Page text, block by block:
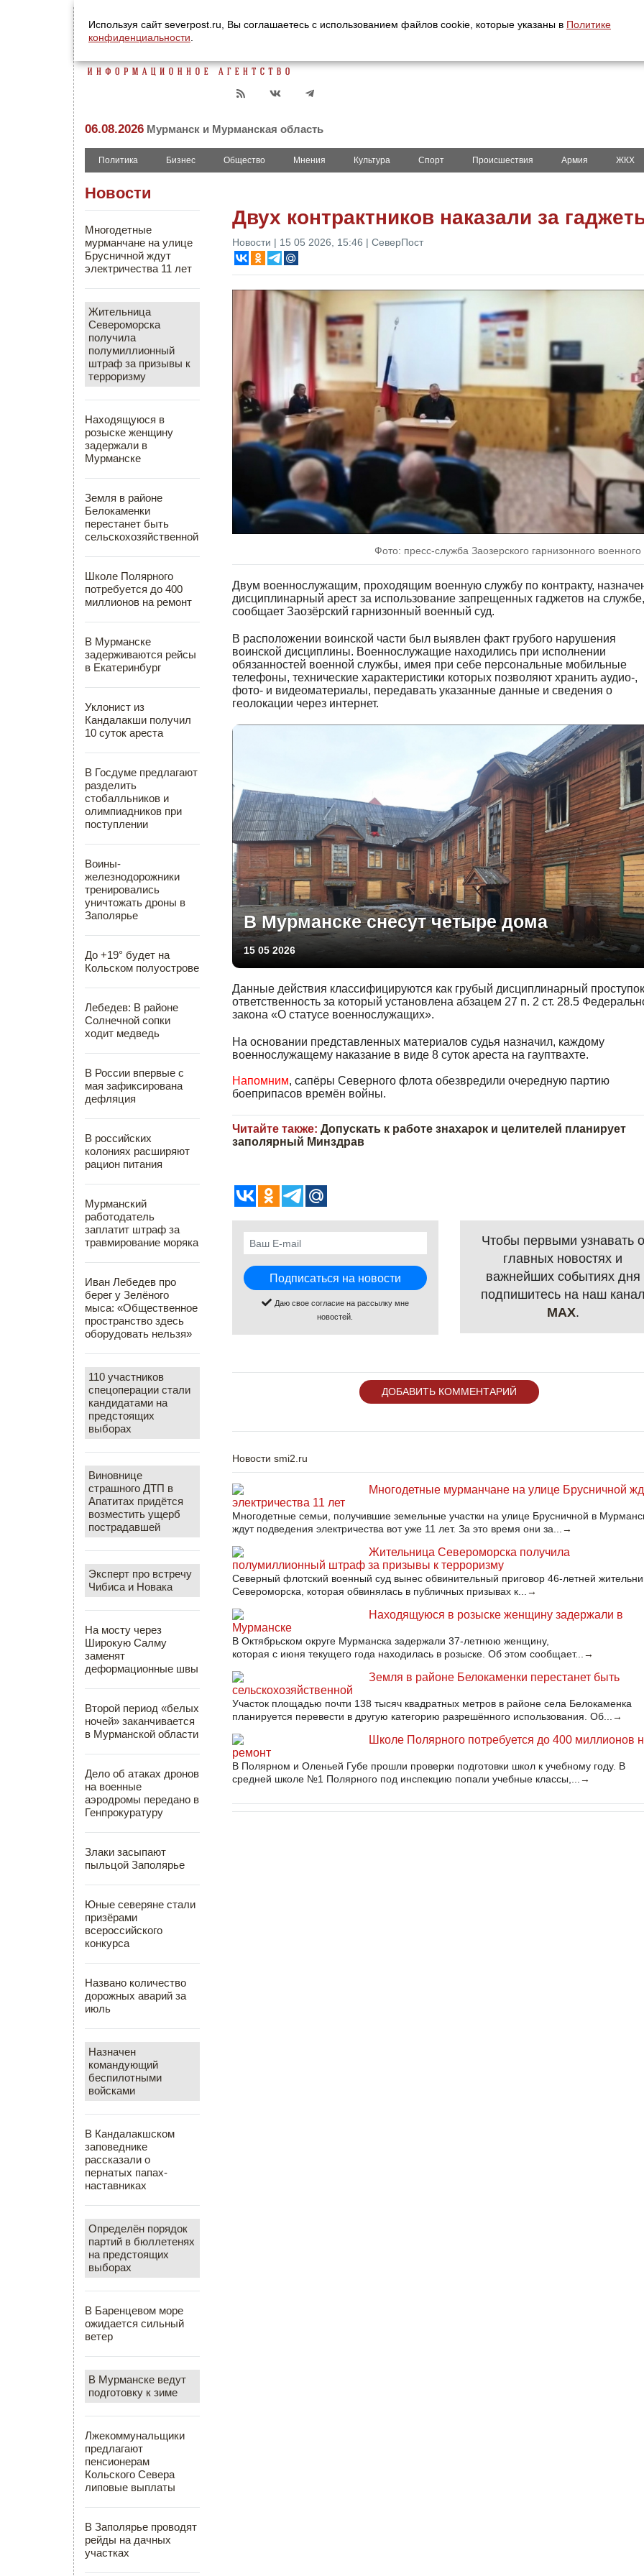
Используя сайт severpost.ru, Вы соглашаетесь с использованием файлов cookie, которые указаны в Политике
конфиденциальности
06.08.2026 Мурманск и Мурманская область
Политика Бизнес Общество Мнения Культура Спорт Происшествия Армия ЖКХ
Новости
Многодетные
мурманчане на улице
Брусничной ждут
электричества 11 лет
Жительница
Североморска
получила
полумиллионный
штраф за призывы к
терроризму
Находящуюся в
розыске женщину
задержали в
Мурманске
Земля в районе
Белокаменки
перестанет быть
сельскохозяйственной
Школе Полярного
потребуется до 400
миллионов на ремонт
В Мурманске
задерживаются рейсы
в Екатеринбург
Уклонист из
Кандалакши получил
10 суток ареста
В Госдуме предлагают
разделить
стобалльников и
олимпиадников при
поступлении
Воины-
железнодорожники
тренировались
уничтожать дроны в
Заполярье
До +19° будет на
Кольском полуострове
Лебедев: В районе
Солнечной сопки
ходит медведь
В России впервые с
мая зафиксирована
дефляция
В российских
колониях расширяют
рацион питания
Мурманский
работодатель
заплатит штраф за
травмирование моряка
Иван Лебедев про
берег у Зелёного
мыса: «Общественное
пространство здесь
оборудовать нельзя»
110 участников
спецоперации стали
кандидатами на
предстоящих
выборах
Виновнице
страшного ДТП в
Апатитах придётся
возместить ущерб
пострадавшей
Эксперт про встречу
Чибиса и Новака
На мосту через
Широкую Салму
заменят
деформационные швы
Второй период «белых
ночей» заканчивается
в Мурманской области
Дело об атаках дронов
на военные
аэродромы передано в
Генпрокуратуру
Злаки засыпают
пыльцой Заполярье
Юные северяне стали
призёрами
всероссийского
конкурса
Названо количество
дорожных аварий за
июль
Назначен
командующий
беспилотными
войсками
В Кандалакшском
заповеднике
рассказали о
пернатых папах-
наставниках
Определён порядок
партий в бюллетенях
на предстоящих
выборах
В Баренцевом море
ожидается сильный
ветер
В Мурманске ведут
подготовку к зиме
Лжекоммунальщики
предлагают
пенсионерам
Кольского Севера
липовые выплаты
В Заполярье проводят
рейды на дачных
участках
Двух контрактников наказали за
Новости | 15 05 2026, 15:46 | СеверПост
Фото: пресс-служба Заозерского гарнизонного военного
Двум военнослужащим, проходящим военную службу по контракту,
дисциплинарный арест за использование запрещенных гаджетов на службе,
сообщает Заозёрский гарнизонный военный суд.
В расположении воинской части был выявлен факт грубого нарушения
воинской дисциплины. Военнослужащие находились при исполнении
обязанностей военной службы, имея при себе персональные мобильные
телефоны, технические характеристики которых позволяют хранить аудио-,
фото- и видеоматериалы, передавать указанные данные и сведения о
геолокации через интернет.
В Мурманске снесут четыре дома
15 05 2026
Данные действия классифицируются как грубый дисциплинарный
ответственность за который установлена абзацем 27 п. 2 ст. 28.5
закона «О статусе военнослужащих».
На основании представленных материалов судья назначил, каждому
военнослужащему наказание в виде 8 суток ареста на гауптвахте.
Напомним, сапёры Северного флота обезвредили очередную партию
боеприпасов времён войны.
Читайте также: Допускать к работе знахарок и целителей планирует
заполярный Минздрав
Даю свое согласие на рассылку мне
новостей.
Чтобы первыми узнавать о
главных новостях и
важнейших событиях дня
подпишитесь на наш
MAX.
ДОБАВИТЬ КОММЕНТАРИЙ
Новости smi2.ru
Многодетные мурманчане на улице Брусничной
электричества 11 лет
Многодетные семьи, получившие земельные участки на улице Брусничной в
ждут подведения электричества вот уже 11 лет. За это время они за...→
Жительница Североморска получила
полумиллионный штраф за призывы к терроризму
Северный флотский военный суд вынес обвинительный приговор 46-летней
Североморска, которая обвинялась в публичных призывах к...→
Находящуюся в розыске женщину задержали в
Мурманске
В Октябрьском округе Мурманска задержали 37-летнюю женщину,
которая с июня текущего года находилась в розыске. Об этом сообщает...→
Земля в районе Белокаменки перестанет быть
сельскохозяйственной
Участок площадью почти 138 тысяч квадратных метров в районе села Белокаменка
планируется перевести в другую категорию разрешённого использования. Об...→
Школе Полярного потребуется до 400 миллионов
ремонт
В Полярном и Оленьей Губе прошли проверки подготовки школ к учебному году. В
средней школе №1 Полярного под инспекцию попали учебные классы,...→